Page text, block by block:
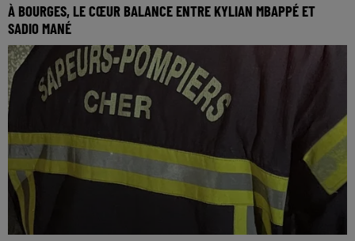
À BOURGES, LE CŒUR BALANCE ENTRE KYLIAN MBAPPÉ ET
SADIO MANÉ